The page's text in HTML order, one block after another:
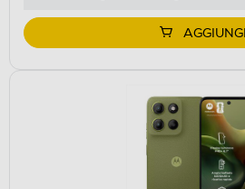
AGGIUNGI